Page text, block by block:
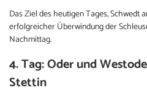
Das Ziel des heutigen Tages, Schwedt
erfolgreicher Überwindung der
Nachmittag.
4. Tag: Oder und
Stettin